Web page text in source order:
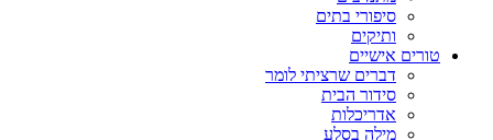
סיפורי בתים
ותיקים
טורים אישיים
דברים שרציתי לומר
סידור הבית
אדריכלות
מילה בסלע